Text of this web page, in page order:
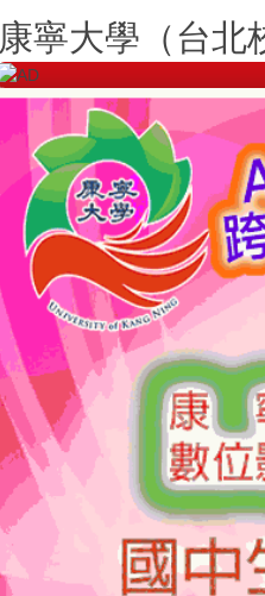
康寧大學（台北